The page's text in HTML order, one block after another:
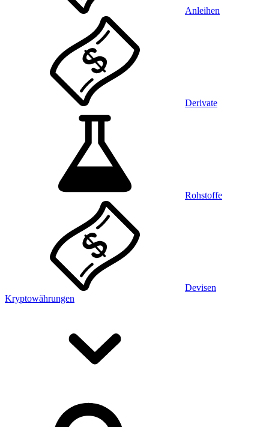
Anleihen
Derivate
Rohstoffe
Devisen
Kryptowährungen